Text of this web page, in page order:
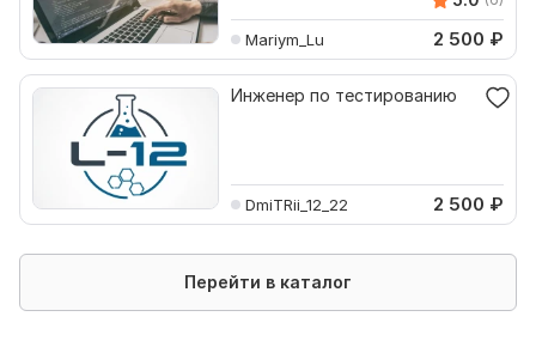
Mariym_Lu 2 500 ₽
Инженер по тестированию
DmiTRii_12_22 2 500 ₽
Перейти в каталог